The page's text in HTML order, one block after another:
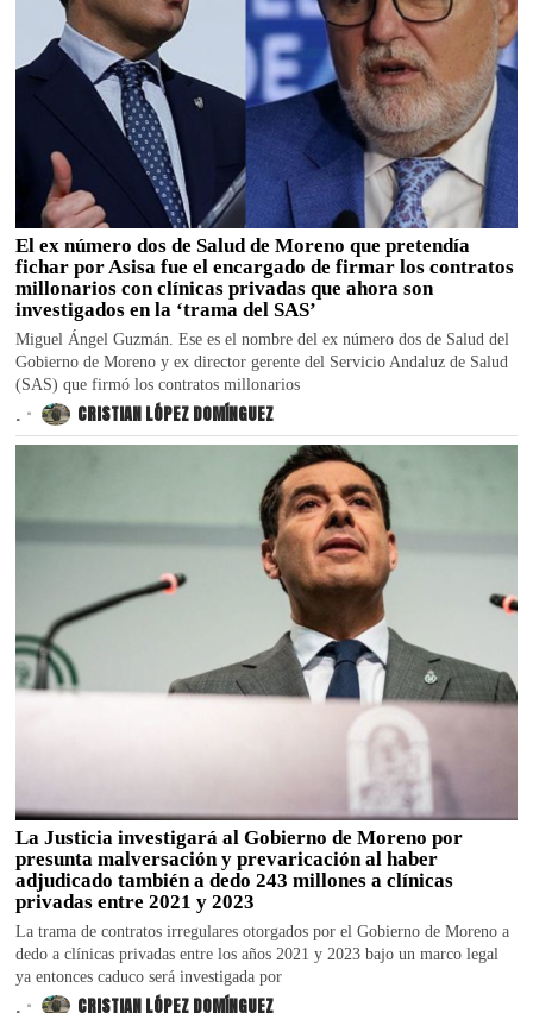
El ex número dos de Salud de Moreno que pretendía
fichar por Asisa fue el encargado de firmar los contratos
millonarios con clínicas privadas que ahora son
investigados en la ‘trama del SAS’
Miguel Ángel Guzmán. Ese es el nombre del ex número dos de Salud del
Gobierno de Moreno y ex director gerente del Servicio Andaluz de Salud
(SAS) que firmó los contratos millonarios
. CRISTIAN LÓPEZ DOMÍNGUEZ
La Justicia investigará al Gobierno de Moreno por
presunta malversación y prevaricación al haber
adjudicado también a dedo 243 millones a clínicas
privadas entre 2021 y 2023
La trama de contratos irregulares otorgados por el Gobierno de Moreno a
dedo a clínicas privadas entre los años 2021 y 2023 bajo un marco legal
ya entonces caduco será investigada por
. CRISTIAN LÓPEZ DOMÍNGUEZ